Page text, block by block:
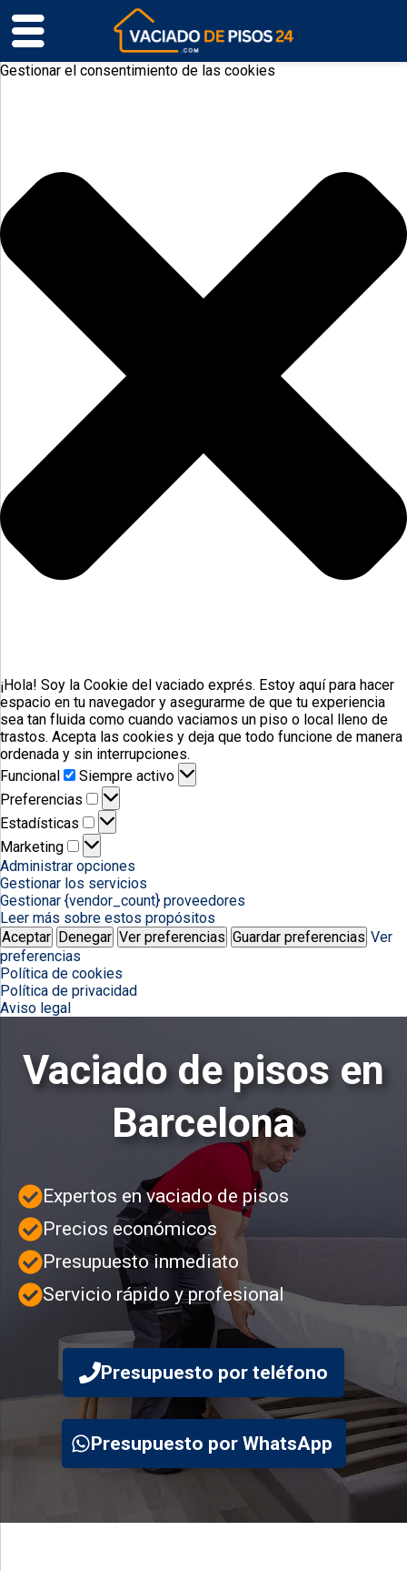
Gestionar el consentimiento de las cookies
¡Hola! Soy la Cookie del vaciado exprés. Estoy aquí para hacer
espacio en tu navegador y asegurarme de que tu experiencia
sea tan fluida como cuando vaciamos un piso o local lleno de
trastos. Acepta las cookies y deja que todo funcione de manera
ordenada y sin interrupciones.
Funcional
Funcional
Siempre activo
Preferencias
Preferencias
Estadísticas
Estadísticas
Marketing
Marketing
Administrar opciones
Gestionar los servicios
Gestionar {vendor_count} proveedores
Leer más sobre estos propósitos
Aceptar Denegar Ver preferencias Guardar preferencias Ver
preferencias
Política de cookies
Política de privacidad
Aviso legal
Vaciado de pisos en
Barcelona
Expertos en vaciado de pisos
Precios económicos
Presupuesto inmediato
Servicio rápido y profesional
Presupuesto por teléfono
Presupuesto por WhatsApp